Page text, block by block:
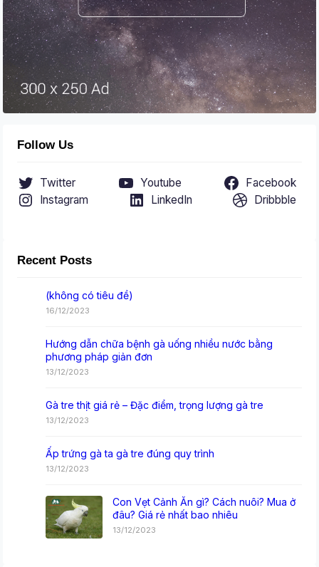
Follow Us
Twitter Youtube
Facebook
Instagram
LinkedIn Dribbble
Recent Posts
(không có tiêu đề)
16/12/2023
Hướng dẫn chữa bệnh gà uống nhiều nước bằng
phương pháp giản đơn
13/12/2023
Gà tre thịt giá rẻ – Đặc điểm, trọng lượng gà tre
13/12/2023
Ấp trứng gà ta gà tre đúng quy trình
13/12/2023
Con Vẹt Cảnh Ăn gì? Cách nuôi? Mua ở
đâu? Giá rẻ nhất bao nhiêu
13/12/2023